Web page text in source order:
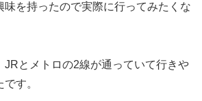
味を持ったので実際に行ってみたくな
JRとメトロの2線が通っていて行きや
す。